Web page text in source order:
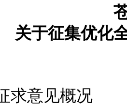
关于征集优化
求意见概况